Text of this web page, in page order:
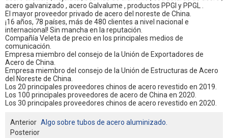
acero galvanizado , acero Galvalume , productos PPGI y PPGL
El mayor proveedor privado de acero del noreste de China.
¡16 años, 78 países, más de 480 clientes a nivel nacional e
internacional! Sin mancha en la reputación.
Compañía Veleta de precio en los principales medios de
comunicación.
Empresa miembro del consejo de la Unión de Exportadores de
Acero de China.
Empresa miembro del consejo de la Unión de Estructuras de Acero
del Noreste de China.
Los 20 principales proveedores chinos de acero revestido en 2019.
Los 100 principales proveedores de acero de China en 2020.
Los 30 principales proveedores chinos de acero revestido en 2020.
Anterior Algo sobre tubos de acero aluminizado.
Posterior